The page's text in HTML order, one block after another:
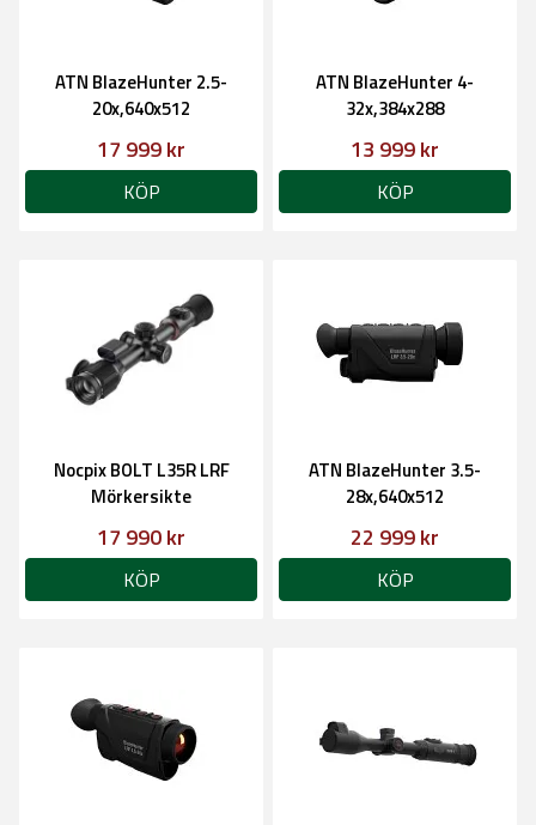
ATN BlazeHunter 2.5-
20x,640x512
17 999 kr
KÖP
ATN BlazeHunter 4-
32x,384x288
13 999 kr
KÖP
Nocpix BOLT L35R LRF
Mörkersikte
17 990 kr
KÖP
ATN BlazeHunter 3.5-
28x,640x512
22 999 kr
KÖP